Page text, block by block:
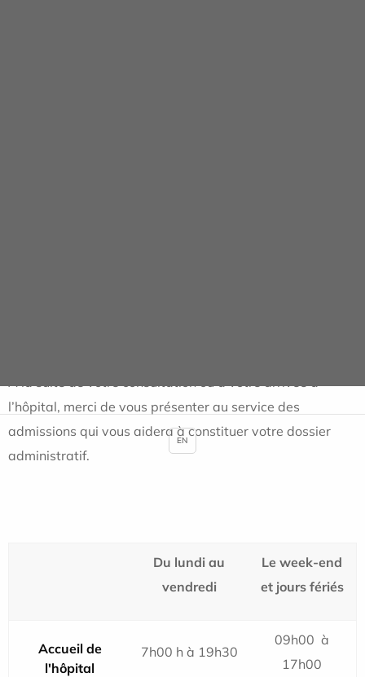
A la suite de votre consultation ou à votre arrivée à
l’hôpital, merci de vous présenter au service des
admissions qui vous aidera à constituer votre dossier
administratif.
Du lundi au
vendredi
Le week-end
et jours fériés
Accueil de
l'hôpital
7h00 h à 19h30
09h00 à
17h00
EN